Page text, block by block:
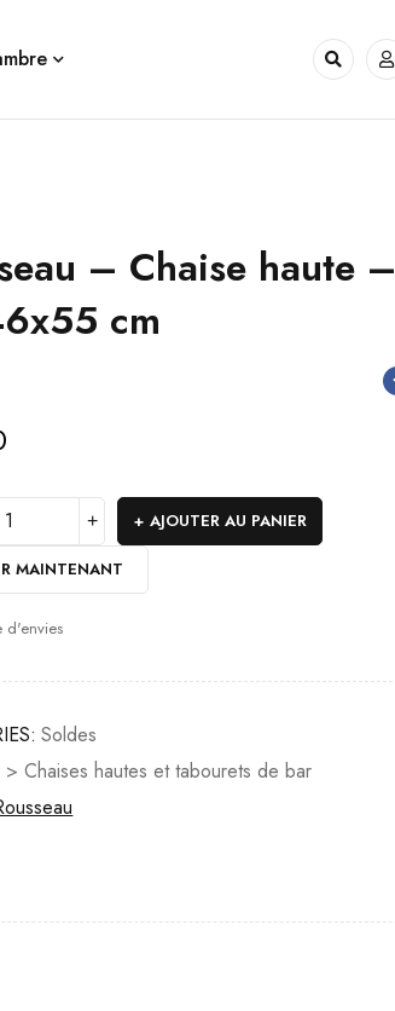
– Chaise haute –
cm
AJOUTER AU PANIER
MAINTENANT
d'envies
Soldes
> Chaises hautes et tabourets de bar